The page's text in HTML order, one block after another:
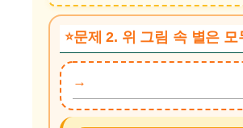
문제 2. 위 그림 속 별은